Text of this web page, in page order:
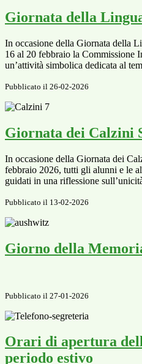
Giornata della
In occasione della Giornata della
16 al 20 febbraio la Commissione
un’attività simbolica dedicata al
Pubblicato il 26-02-2026
Giornata dei Calzini
In occasione della Giornata dei
febbraio 2026, tutti gli alunni e le
guidati in una riflessione
Pubblicato il 13-02-2026
Giorno della
Pubblicato il 27-01-2026
Orari di apertura
periodo estivo